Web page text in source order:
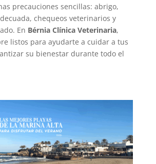
precauciones sencillas: abrigo,
chequeos veterinarios y
En Bérnia Clínica Veterinaria,
listos para ayudarte a cuidar a tus
su bienestar durante todo el